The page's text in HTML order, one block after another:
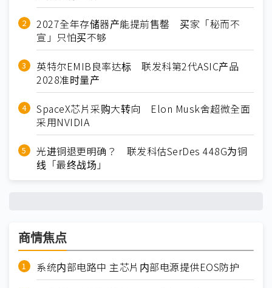
2027全年存储器产能提前售罄 买家「秘而不
宣」只怕买不够
英特尔EMIB良率达标 联发科第2代ASIC产品
2028准时量产
SpaceX芯片采购大转向 Elon Musk舍超微全面
采用NVIDIA
光进铜退更明确？ 联发科估SerDes 448G为铜
线「最终战场」
商情焦点
系统内部电路中 主芯片内部电源提供EOS防护